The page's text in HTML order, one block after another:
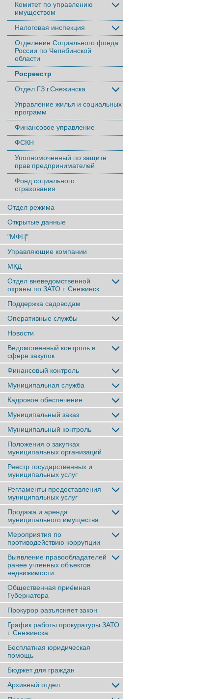
Комитет по управлению
имуществом
Налоговая инспекция
Отделение Социального фонда
России по Челябинской
области
Росреестр
Отдел ГЗ г.Снежинска
Управление жилья и социальных
программ
Финансовое управление
ФСКН
Уполномоченный по защите
прав предпринимателей
Фонд социального
страхования
Отдел режима
Открытые данные
"МФЦ"
Управляющие компании
МКД
Отдел вневедомственной
охраны по ЗАТО г. Снежинск
Поддержка садоводам
Оперативные службы
Новости
Ведомственный контроль в
сфере закупок
Финансовый контроль
Муниципальная служба
Кадровое обеспечение
Муниципальный заказ
Муниципальный контроль
Положения о закупках
муниципальных организаций
Реестр государственных и
муниципальных услуг
Регламенты предоставления
муниципальных услуг
Продажа и аренда
муниципального имущества
Мероприятия по
противодействию коррупции
Выявление правообладателей
ранее учтенныx объектов
недвижимости
Общественная приёмная
Губернатора
Прокурор разъясняет закон
График работы прокуратуры ЗАТО
г. Снежинска
Бесплатная юридическая
помощь
Бюджет для граждан
Архивный отдел